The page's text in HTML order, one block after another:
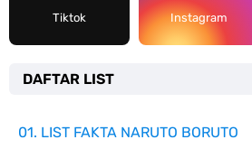
Tiktok Instagram
DAFTAR LIST
01. LIST FAKTA NARUTO BORUTO